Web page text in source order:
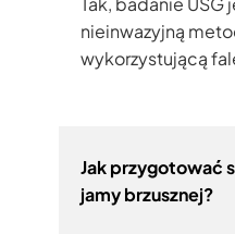
nieinwazyjną
wykorzystującą
Jak przygotować
jamy brzusznej?